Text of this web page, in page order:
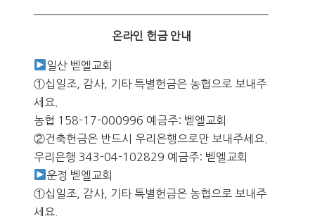
온라인 헌금 안내
일산 벧엘교회
①십일조, 감사, 기타 특별헌금은 농협으로 보내주
세요.
농협 158-17-000996 예금주: 벧엘교회
②건축헌금은 반드시 우리은행으로만 보내주세요.
우리은행 343-04-102829 예금주: 벧엘교회
운정 벧엘교회
①십일조, 감사, 기타 특별헌금은 농협으로 보내주
세요.